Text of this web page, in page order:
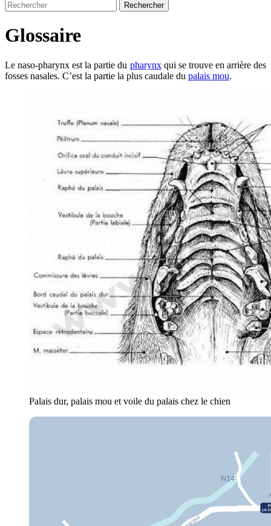
Rechercher
Glossaire
Le naso-pharynx est la partie du pharynxqui se trouve en arrière des
fosses nasales. C’est la partie la plus caudale du palais mou.
Palais dur, palais mou et voile du palais chez le chien